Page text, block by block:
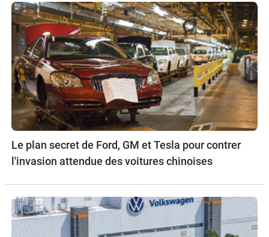
Le plan secret de Ford, GM et Tesla pour contrer
l'invasion attendue des voitures chinoises